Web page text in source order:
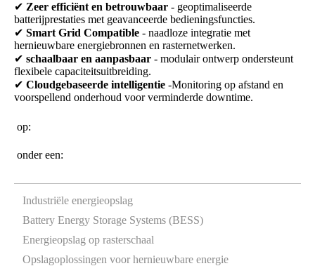
✔ Zeer efficiënt en betrouwbaar - geoptimaliseerde
batterijprestaties met geavanceerde bedieningsfuncties.
✔ Smart Grid Compatible - naadloze integratie met
hernieuwbare energiebronnen en rasternetwerken.
✔ schaalbaar en aanpasbaar - modulair ontwerp ondersteunt
flexibele capaciteitsuitbreiding.
✔ Cloudgebaseerde intelligentie -Monitoring op afstand en
voorspellend onderhoud voor verminderde downtime.
op:
onder een:
Industriële energieopslag
Battery Energy Storage Systems (BESS)
Energieopslag op rasterschaal
Opslagoplossingen voor hernieuwbare energie